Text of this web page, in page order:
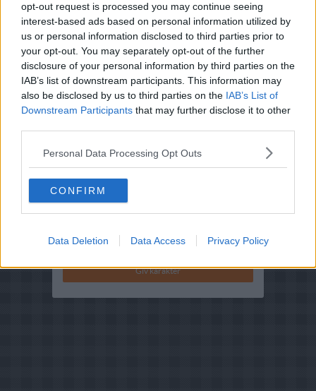
opt-out request is processed you may continue seeing
interest-based ads based on personal information utilized by
us or personal information disclosed to third parties prior to
your opt-out. You may separately opt-out of the further
disclosure of your personal information by third parties on the
IAB’s list of downstream participants. This information may
also be disclosed by us to third parties on the IAB’s List of
Downstream Participants that may further disclose it to other
Personal Data Processing Opt Outs
CONFIRM
Data Deletion Data Access Privacy Policy
Opskriftsinfo
Ret : Pålæg
Hovedingrediens :Makrelfisk-Tun på dåse
Indsendt af : Anette frederiksen
Indsendt :2009-01-12
Bedøm retten
Brugernes vurdering: